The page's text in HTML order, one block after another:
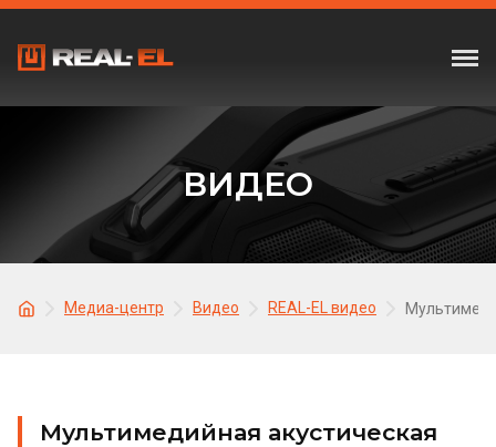
ВИДЕО
Медиа-центр Видео REAL-EL видео
Мультимедийная акустическая